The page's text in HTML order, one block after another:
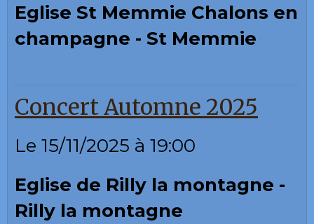
Eglise St Memmie Chalons en
champagne - St Memmie
Concert Automne 2025
Le 15/11/2025 à 19:00
Eglise de Rilly la montagne -
Rilly la montagne